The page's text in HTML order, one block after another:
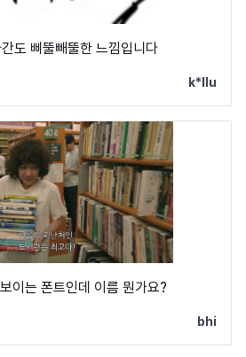
도 삐뚤빼뚤한 느낌입니다
k*llu
이는 폰트인데 이름 뭔가요?
bhi